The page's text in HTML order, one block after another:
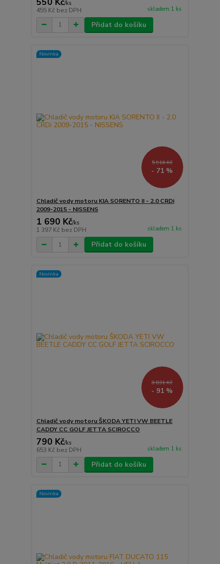
/ks
455 Kč bez DPH skladem 1 ks
Přidat do košíku
Novinka
5 916 Kč
- 71 %
Chladič vody motoru KIA SORENTO II - 2.0 CRDi
2009-2015 - NISSENS
1 690 Kč/ks
1 397 Kč bez DPH skladem 1 ks
Přidat do košíku
Novinka
8 831 Kč
- 91 %
Chladič vody motoru ŠKODA YETI VW BEETLE
CADDY CC GOLF JETTA SCIROCCO
790 Kč/ks
653 Kč bez DPH skladem 1 ks
Přidat do košíku
Novinka